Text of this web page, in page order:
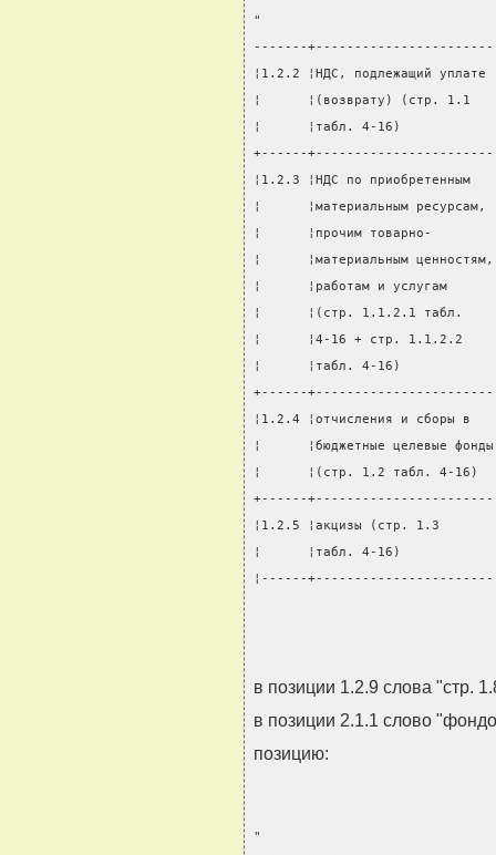
"
-------
¦1.2.2 ¦НДС, подлежащий
¦      ¦(возврату) (стр.
¦      ¦табл. 4-16)
+------
¦1.2.3 ¦НДС по
¦      ¦материальным
¦      ¦прочим товарно-
¦      ¦материальным
¦      ¦работам и
¦      ¦(стр. 1.1.2.1
¦      ¦4-16 + стр.
¦      ¦табл. 4-16)
+------
¦1.2.4 ¦отчисления и
¦      ¦бюджетные целевые
¦      ¦(стр. 1.2 табл. 4-
+------
¦1.2.5 ¦акцизы (стр.
¦      ¦табл. 4-16)
¦------
в позиции 1.2.9 слова "стр.
в позиции 2.1.1 слово
позицию:
"